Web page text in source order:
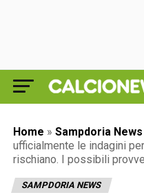
Home » Sampdoria News
ufficialmente le indagini
rischiano. I possibili
SAMPDORIA NEWS